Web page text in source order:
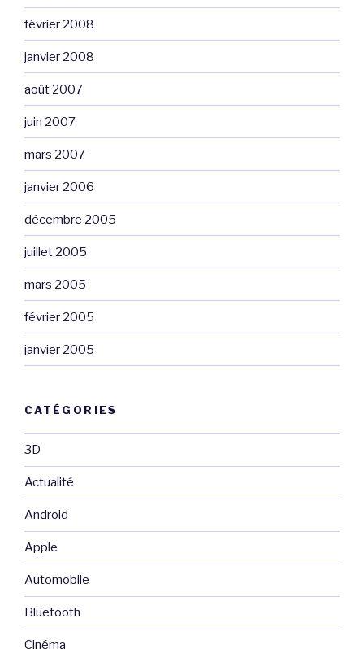
février 2008
janvier 2008
août 2007
juin 2007
mars 2007
janvier 2006
décembre 2005
juillet 2005
mars 2005
février 2005
janvier 2005
CATÉGORIES
3D
Actualité
Android
Apple
Automobile
Bluetooth
Cinéma